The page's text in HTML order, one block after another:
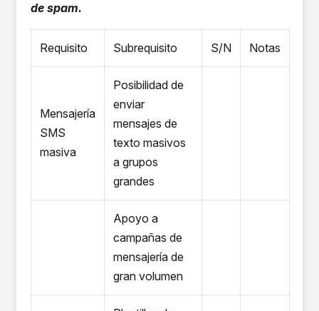
de spam.
Requisito Subrequisito S/N Notas
Mensajería
SMS
masiva
Posibilidad de
enviar
mensajes de
texto masivos
a grupos
grandes
Apoyo a
campañas de
mensajería de
gran volumen